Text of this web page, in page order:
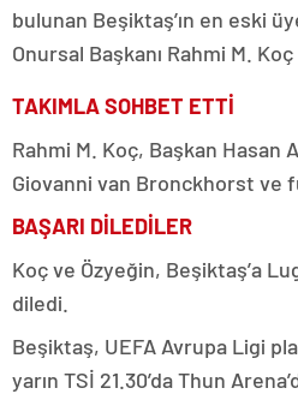
bulunan Beşiktaş’ın en eski
Onursal Başkanı Rahmi M. Koç
TAKIMLA SOHBET ETTİ
Rahmi M. Koç, Başkan
Giovanni van Bronckhorst ve
BAŞARI DİLEDİLER
Koç ve Özyeğin, Beşiktaş’a
diledi.
Beşiktaş, UEFA Avrupa Ligi
yarın TSİ 21.30’da Thun